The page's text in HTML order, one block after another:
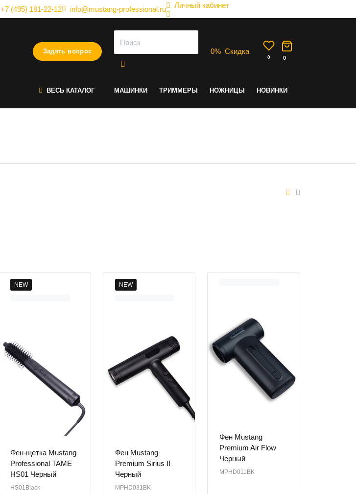
+7 (495) 181-22-12 info@mustang-professional.ru Личный кабинет
Задать вопрос 0% Скидка
0 0
ВЕСЬ КАТАЛОГ МАШИНКИ ТРИММЕРЫ НОЖНИЦЫ НОВИНКИ
NEW
Фен-щетка Mustang
Professional TAME
HS01 Черный
HS01Black
NEW
Фен Mustang
Premium Sirius II
Черный
MPHD031BK
Фен Mustang
Premium Air Flow
Черный
MPHD011BK